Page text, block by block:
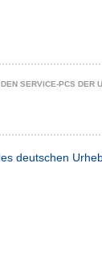
SERVICE-PCS DER
deutschen